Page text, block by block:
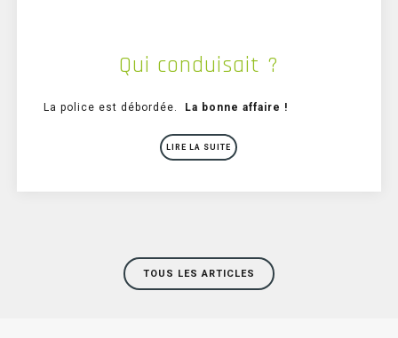
Qui conduisait ?
La police est débordée. La bonne affaire !
LIRE LA SUITE
TOUS LES ARTICLES